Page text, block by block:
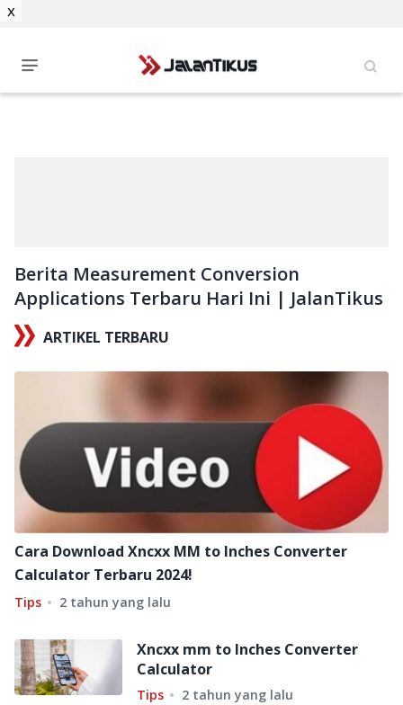
Berita Measurement Conversion
Applications Terbaru Hari Ini | JalanTikus
ARTIKEL TERBARU
Cara Download Xncxx MM to Inches Converter
Calculator Terbaru 2024!
Tips 2 tahun yang lalu
Xncxx mm to Inches Converter
Calculator
Tips 2 tahun yang lalu
x